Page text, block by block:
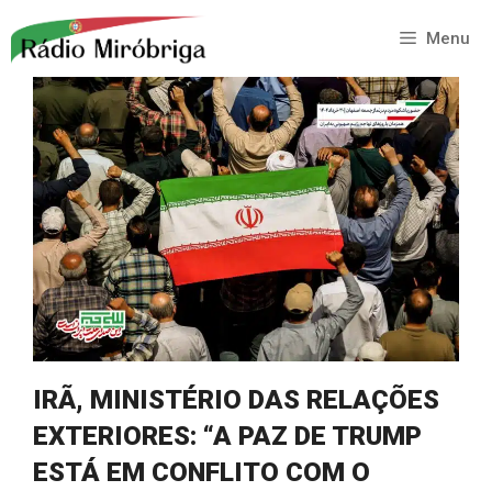
para
conteúdo
Menu
IRÃ, MINISTÉRIO DAS RELAÇÕES
EXTERIORES: “A PAZ DE TRUMP
ESTÁ EM CONFLITO COM O